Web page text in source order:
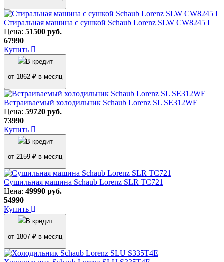
Стиральная машина с сушкой Schaub Lorenz SLW CW8245 I
Цена: 51500 руб.
67990
Купить
В кредит
от 1862 ₽ в месяц
Встраиваемый холодильник Schaub Lorenz SL SE312WE
Цена: 59720 руб.
73990
Купить
В кредит
от 2159 ₽ в месяц
Сушильная машина Schaub Lorenz SLR TC721
Цена: 49990 руб.
54990
Купить
В кредит
от 1807 ₽ в месяц